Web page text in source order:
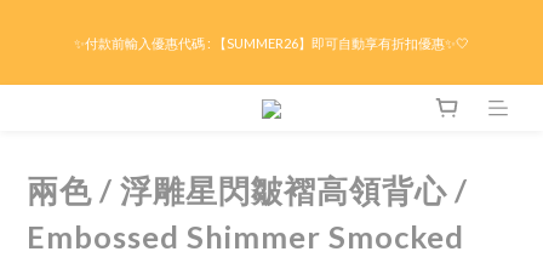
✨付款前輸入優惠代碼 : 【SUMMER26】即可自動享有折扣優惠✨🤍
限時折後滿HK$299京東免運 / 折後滿HK$599港澳順豐免運🚚每天3pm前下單現貨最
兩色 / 浮雕星閃皺褶高領背心 /
Embossed Shimmer Smocked